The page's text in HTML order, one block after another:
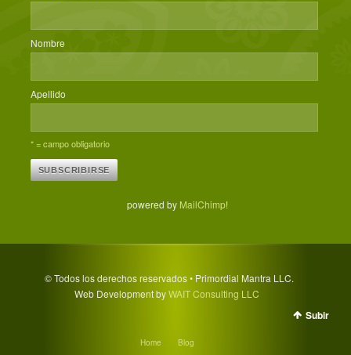
Nombre
Apellido
* = campo obligatorio
powered by MailChimp!
© Todos los derechos reservados • Primordial Mantra LLC.
Web Development byWAIT Consulting LLC
Subir
Home Blog